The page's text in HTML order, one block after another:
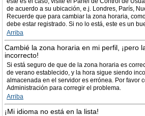
de acuerdo a su ubicación, e.j. Londres, París,
Recuerde que para cambiar la zona horaria,
debe estar registrado. Si no lo está, este es un
Arriba
Cambié la zona horaria en mi perfil, ¡pero
incorrecto!
Si está seguro de que de la zona horaria es
de verano establecido, y la hora sigue siendo
almacenada en el servidor es errónea. Por favor
Administración para corregir el problema.
Arriba
¡Mi idioma no está en la lista!